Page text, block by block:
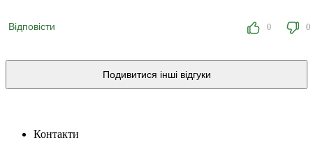
Відповісти 0 0
Подивитися інші відгуки
Контакти